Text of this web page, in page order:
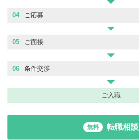
04 ご応募
05 ご面接
06 条件交渉
ご入職
無料 転職相談